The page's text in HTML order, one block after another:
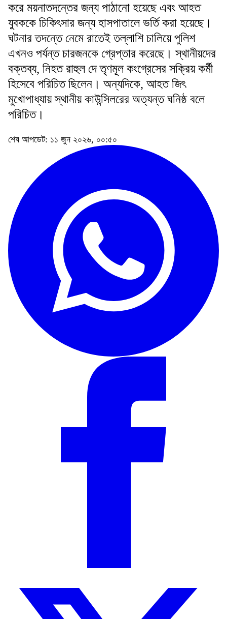
করে ময়নাতদন্তের জন্য পাঠানো হয়েছে এবং আহত
যুবককে চিকিৎসার জন্য হাসপাতালে ভর্তি করা হয়েছে।
ঘটনার তদন্তে নেমে রাতেই তল্লাশি চালিয়ে পুলিশ
এখনও পর্যন্ত চারজনকে গ্রেপ্তার করেছে। স্থানীয়দের
বক্তব্য, নিহত রাহুল দে তৃণমূল কংগ্রেসের সক্রিয় কর্মী
হিসেবে পরিচিত ছিলেন। অন্যদিকে, আহত জিৎ
মুখোপাধ্যায় স্থানীয় কাউন্সিলরের অত্যন্ত ঘনিষ্ঠ বলে
পরিচিত।
শেষ আপডেট: ১১ জুন ২০২৬, ০০:৫০